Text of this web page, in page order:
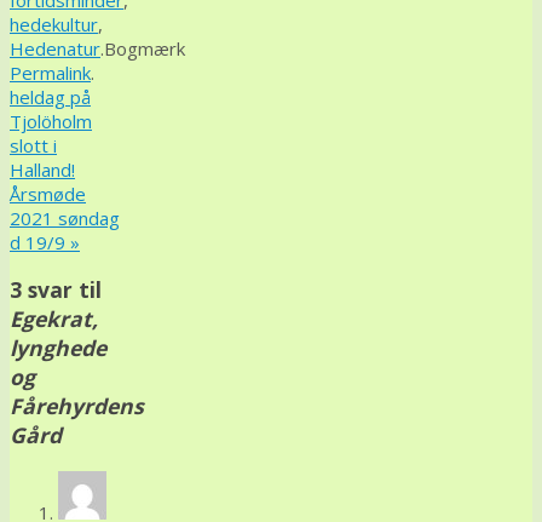
hedekultur,
Hedenatur.Bogmærk
Permalink.
heldag på
Tjolöholm
slott i
Halland!
Årsmøde
2021 søndag
d 19/9 »
3 svar til
Egekrat,
lynghede
og
Fårehyrdens
Gård